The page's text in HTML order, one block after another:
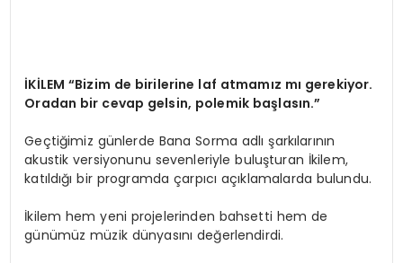
İKİLEM “Bizim de birilerine laf atmamız mı gerekiyor.
Oradan bir cevap gelsin, polemik başlasın.”
Geçtiğimiz günlerde Bana Sorma adlı şarkılarının
akustik versiyonunu sevenleriyle buluşturan İkilem,
katıldığı bir programda çarpıcı açıklamalarda bulundu.
İkilem hem yeni projelerinden bahsetti hem de
günümüz müzik dünyasını değerlendirdi.